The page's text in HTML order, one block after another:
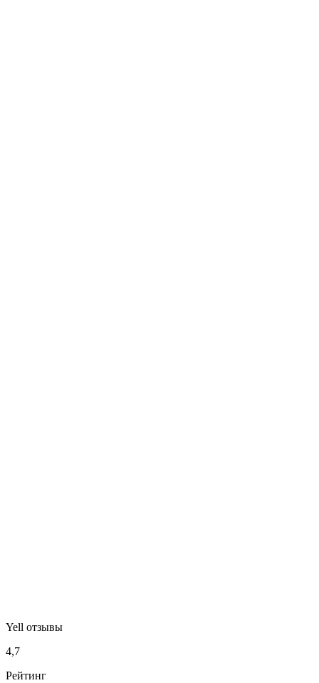
Yell отзывы
4,7
Рейтинг